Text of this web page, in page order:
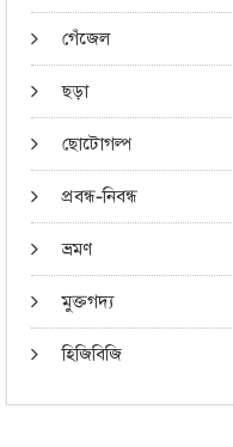
গেঁজেল
ছড়া
ছোটোগল্প
প্রবন্ধ-নিবন্ধ
ভ্রমণ
মুক্তগদ্য
হিজিবিজি